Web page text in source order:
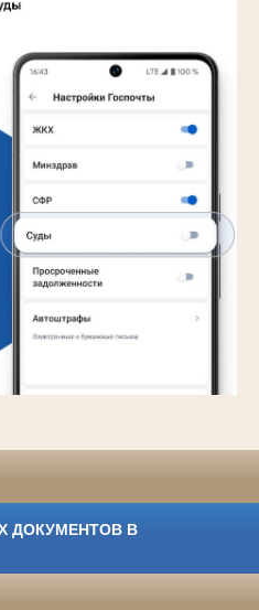
ДОКУМЕНТОВ В